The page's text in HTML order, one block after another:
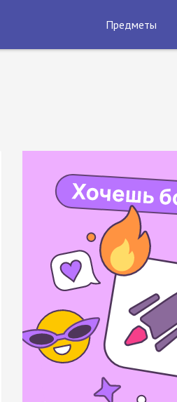
Предметы